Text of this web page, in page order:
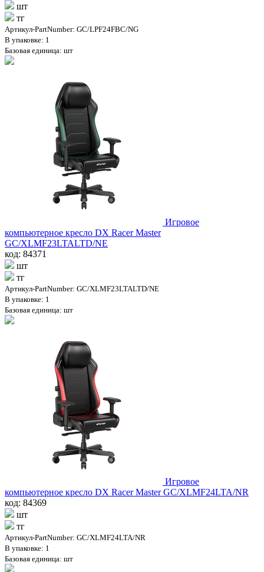
шт
тг
Артикул-PartNumber: GC/LPF24FBC/NG
В упаковке: 1
Базовая единица: шт
Игровое
компьютерное кресло DX Racer Master
GC/XLMF23LTALTD/NE
код: 84371
шт
тг
Артикул-PartNumber: GC/XLMF23LTALTD/NE
В упаковке: 1
Базовая единица: шт
Игровое
компьютерное кресло DX Racer Master GC/XLMF24LTA/NR
код: 84369
шт
тг
Артикул-PartNumber: GC/XLMF24LTA/NR
В упаковке: 1
Базовая единица: шт